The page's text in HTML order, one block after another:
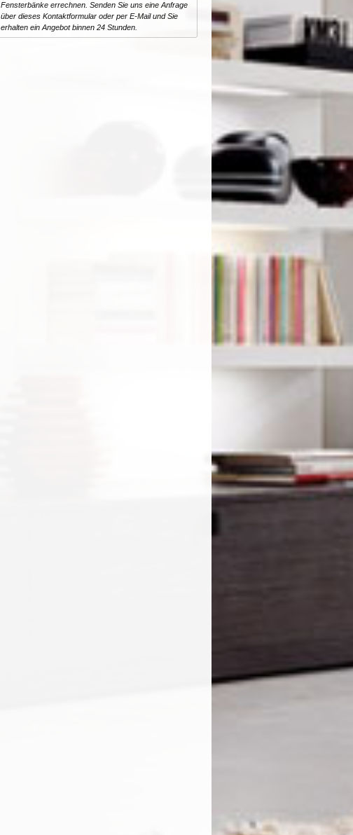
Fensterbänke errechnen. Senden Sie uns eine Anfrage
über dieses Kontaktformular oder per E-Mail und Sie
erhalten ein Angebot binnen 24 Stunden.